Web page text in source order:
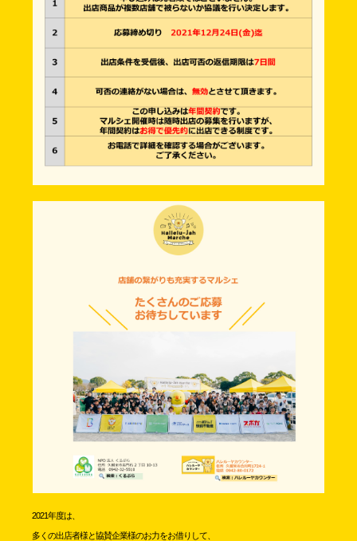
2021年度は、
多くの出店者様と協賛企業様のお力をお借りして、